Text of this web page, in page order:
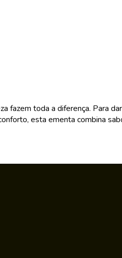
toda a diferença. Para
esta ementa combina